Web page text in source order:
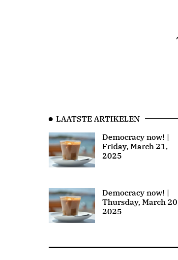
LAATSTE ARTIKELEN
Democracy now! |
Friday, March 21,
2025
Democracy now! |
Thursday, March
2025